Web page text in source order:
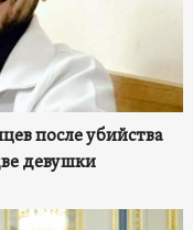
после убийства
девушки